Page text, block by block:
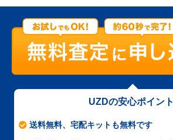
UZDの安心ポイント
送料無料、宅配キットも無料です